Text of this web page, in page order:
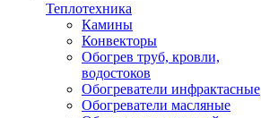
Теплотехника
Камины
Конвекторы
Обогрев труб, кровли,
водостоков
Обогреватели инфрактасные
Обогреватели масляные